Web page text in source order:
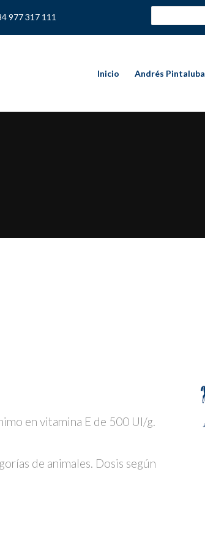
977 317 111
Inicio Andrés Pintaluba
en vitamina E de 500 UI/g.
de animales. Dosis según